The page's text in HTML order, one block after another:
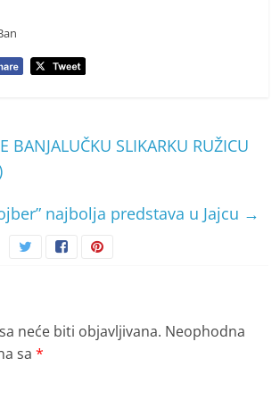
BANJALUČKU SLIKARKU RUŽICU
najbolja predstava u Jajcu →
neće biti objavljivana. Neophodna
sa*